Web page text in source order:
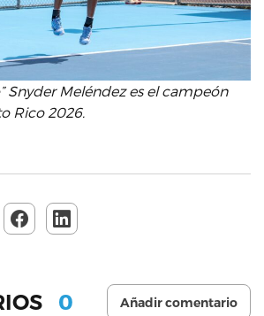
Snyder Meléndez es el campeón
Rico 2026.
0 Añadir comentario